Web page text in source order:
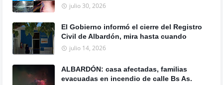
julio 30, 2026
El Gobierno informó el cierre del Registro
Civil de Albardón, mira hasta cuando
julio 14, 2026
ALBARDÓN: casa afectadas, familias
evacuadas en incendio de calle Bs As.